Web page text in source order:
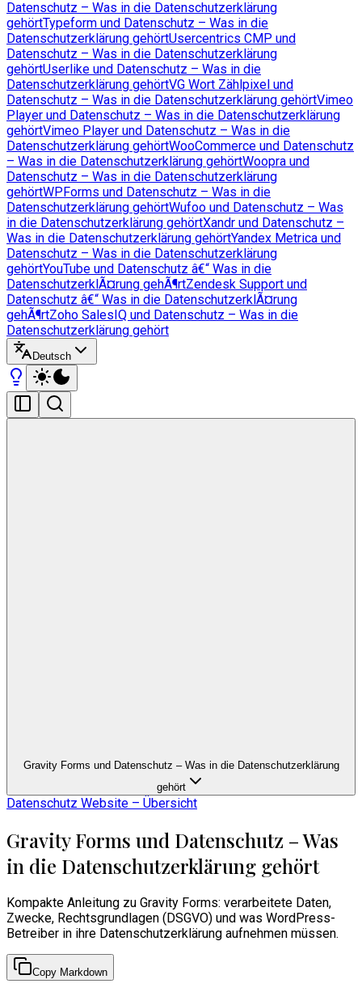
Datenschutz – Was in die Datenschutzerklärung
gehörtTypeform und Datenschutz – Was in die
Datenschutzerklärung gehörtUsercentrics CMP und
Datenschutz – Was in die Datenschutzerklärung
gehörtUserlike und Datenschutz – Was in die
Datenschutzerklärung gehörtVG Wort Zählpixel und
Datenschutz – Was in die Datenschutzerklärung gehörtVimeo
Player und Datenschutz – Was in die Datenschutzerklärung
gehörtVimeo Player und Datenschutz – Was in die
Datenschutzerklärung gehörtWooCommerce und Datenschutz
– Was in die Datenschutzerklärung gehörtWoopra und
Datenschutz – Was in die Datenschutzerklärung
gehörtWPForms und Datenschutz – Was in die
Datenschutzerklärung gehörtWufoo und Datenschutz – Was
in die Datenschutzerklärung gehörtXandr und Datenschutz –
Was in die Datenschutzerklärung gehörtYandex Metrica und
Datenschutz – Was in die Datenschutzerklärung
gehörtYouTube und Datenschutz â€“ Was in die
DatenschutzerklÃ¤rung gehÃ¶rtZendesk Support und
Datenschutz â€“ Was in die DatenschutzerklÃ¤rung
gehÃ¶rtZoho SalesIQ und Datenschutz – Was in die
Datenschutzerklärung gehört
Deutsch
Gravity Forms und Datenschutz – Was in die Datenschutzerklärung
gehört
Datenschutz Website – Übersicht
Gravity Forms und Datenschutz – Was
in die Datenschutzerklärung gehört
Kompakte Anleitung zu Gravity Forms: verarbeitete Daten,
Zwecke, Rechtsgrundlagen (DSGVO) und was WordPress-
Betreiber in ihre Datenschutzerklärung aufnehmen müssen.
Copy Markdown